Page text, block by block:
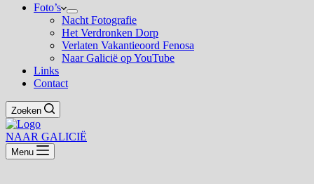
Foto’s
Nacht Fotografie
Het Verdronken Dorp
Verlaten Vakantieoord Fenosa
Naar Galicië op YouTube
Links
Contact
Zoeken
NAAR GALICIË
Menu